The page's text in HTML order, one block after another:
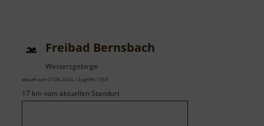
Freibad Bernsbach
Westerzgebirge
aktuell vom 07.06.2026 / Zugriffe: 1359
17 km vom aktuellen Standort